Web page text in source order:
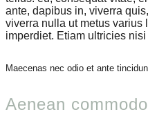
ante, dapibus in, viverra
viverra nulla ut metus varius
imperdiet. Etiam ultricies
Maecenas nec odio et ante
Aenean